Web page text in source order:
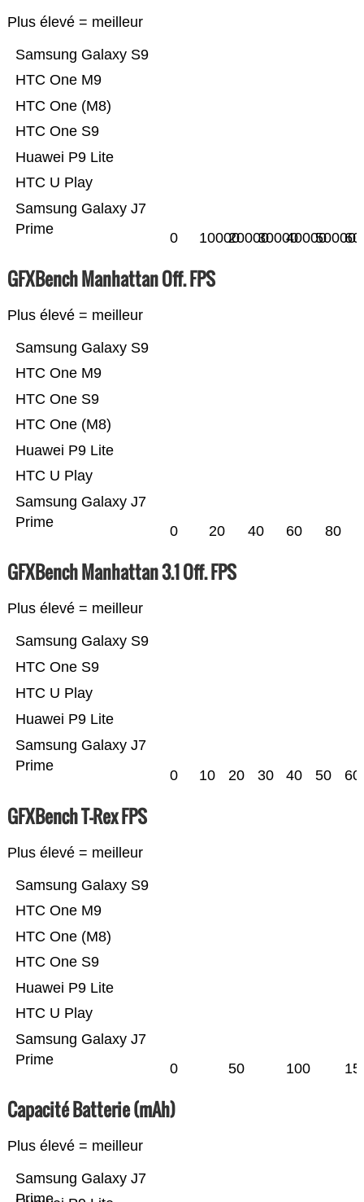
Plus élevé = meilleur
Samsung Galaxy J7
Prime
HTC U Play
Huawei P9 Lite
HTC One S9
HTC One (M8)
HTC One M9
Samsung Galaxy S9
0 1000020000300004000050000
GFXBench Manhattan Off. FPS
Plus élevé = meilleur
Samsung Galaxy J7
Prime
HTC U Play
Huawei P9 Lite
HTC One (M8)
HTC One S9
HTC One M9
Samsung Galaxy S9
0 20 40 60 80
GFXBench Manhattan 3.1 Off. FPS
Plus élevé = meilleur
Samsung Galaxy J7
Prime
Huawei P9 Lite
HTC U Play
HTC One S9
Samsung Galaxy S9
0 10 20 30 40 50 60
GFXBench T-Rex FPS
Plus élevé = meilleur
Samsung Galaxy J7
Prime
HTC U Play
Huawei P9 Lite
HTC One S9
HTC One (M8)
HTC One M9
Samsung Galaxy S9
0 50 100
Capacité Batterie (mAh)
Plus élevé = meilleur
Samsung Galaxy J7